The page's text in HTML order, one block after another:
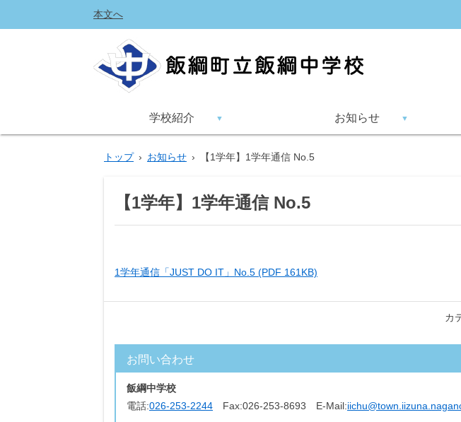
本文へ
学校紹介 お知らせ
トップ › お知らせ › 【1学年】1学年通信 No.5
【1学年】1学年通信 No.5
1学年通信「JUST DO IT」No.5 (PDF 161KB)
カ
お問い合わせ
飯綱中学校
電話:026-253-2244 Fax:026-253-8693 E-Mail: